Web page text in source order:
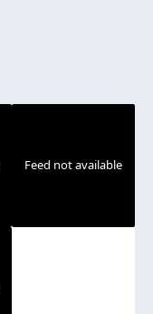
Feed not available